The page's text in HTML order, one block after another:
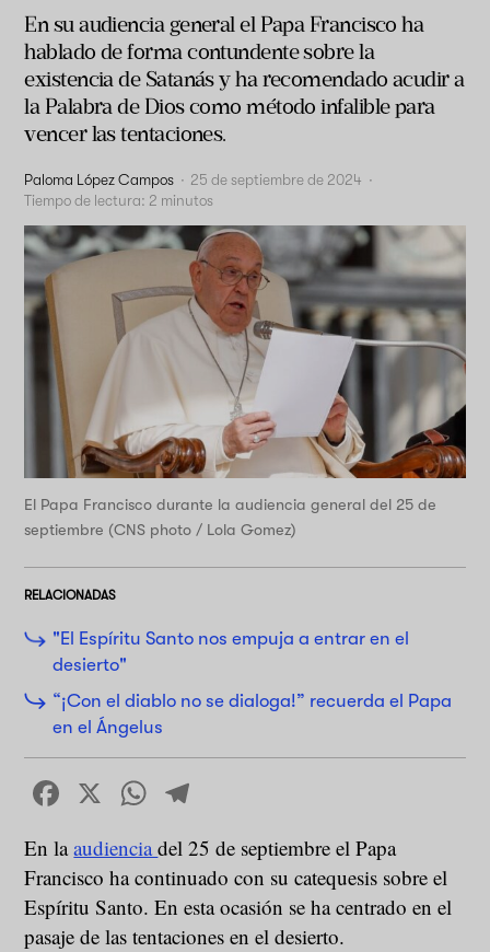
En su audiencia general el Papa Francisco ha
hablado de forma contundente sobre la
existencia de Satanás y ha recomendado acudir a
la Palabra de Dios como método infalible para
vencer las tentaciones.
Paloma López Campos · 25 de septiembre de 2024 ·
Tiempo de lectura: 2 minutos
El Papa Francisco durante la audiencia general del 25 de
septiembre (CNS photo / Lola Gomez)
RELACIONADAS
"El Espíritu Santo nos empuja a entrar en el
desierto"
“¡Con el diablo no se dialoga!” recuerda el Papa
en el Ángelus
Facebook
X WhatsApp
En laaudienciadel 25 de septiembre el Papa
Francisco ha continuado con su catequesis sobre el
Espíritu Santo. En esta ocasión se ha centrado en el
pasaje de las tentaciones en el desierto.